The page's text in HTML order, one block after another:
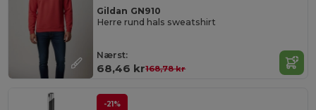
Gildan GN910
Herre rund hals sweatshirt
Nærst:
68,46 kr168,78 kr
-21%